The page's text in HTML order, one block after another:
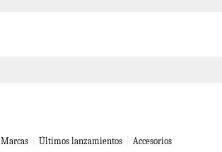
Marcas Últimos lanzamientos Accesorios